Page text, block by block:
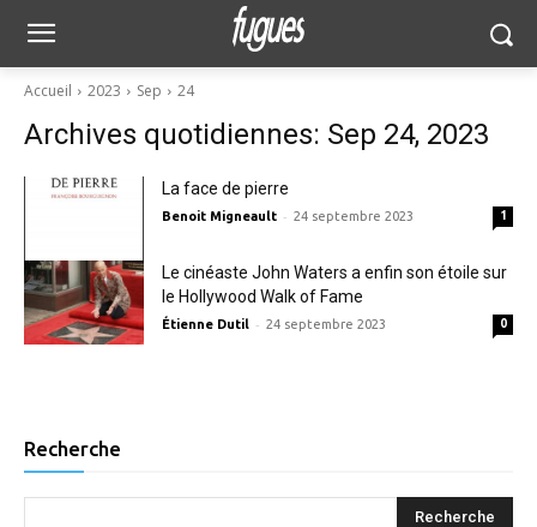
Accueil 2023 Sep 24
Archives quotidiennes: Sep 24, 2023
La face de pierre
Benoit Migneault - 24 septembre 2023 1
Le cinéaste John Waters a enfin son étoile sur
le Hollywood Walk of Fame
Étienne Dutil - 24 septembre 2023 0
Recherche